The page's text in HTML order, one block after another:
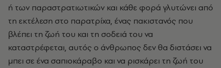
ή των παραστρατιωτικών και κάθε φορά γλυτώνει από
τη εκτέλεση στο παρατρίχα, ένας πακιστανός που
βλέπει τη ζωή του και τη σοδειά του να
καταστρέφεται, αυτός ο άνθρωπος δεν θα διστάσει να
μπει σε ένα σαπιοκάραβο και να ρισκάρει τη ζωή του